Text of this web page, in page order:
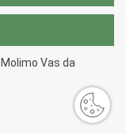
Vas da